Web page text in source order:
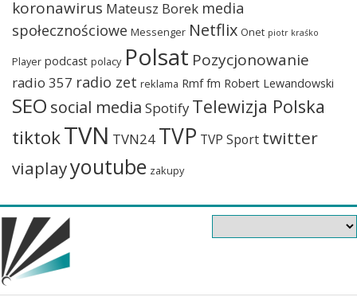
koronawirus Mateusz Borek media
społecznościowe Messenger Netflix Onet piotr kraśko
Player podcast polacy Polsat Pozycjonowanie
radio 357 radio zet reklama Rmf fm Robert Lewandowski
SEO social media Spotify Telewizja Polska
tiktokTVN TVN24 TVP TVP Sport twitter
viaplayyoutube zakupy